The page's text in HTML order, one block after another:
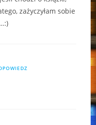
zażyczyłam sobie